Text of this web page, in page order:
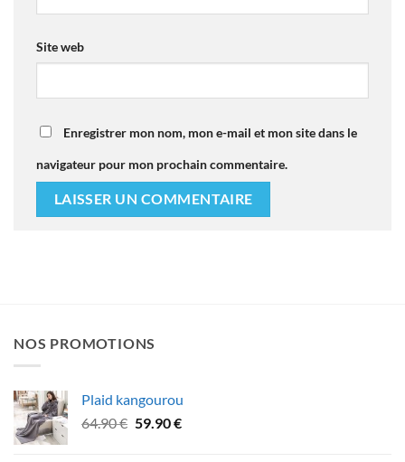
Site web
Enregistrer mon nom, mon e-mail et mon site dans le
navigateur pour mon prochain commentaire.
NOS PROMOTIONS
Plaid kangourou
64.90€ Le
59.90€Le